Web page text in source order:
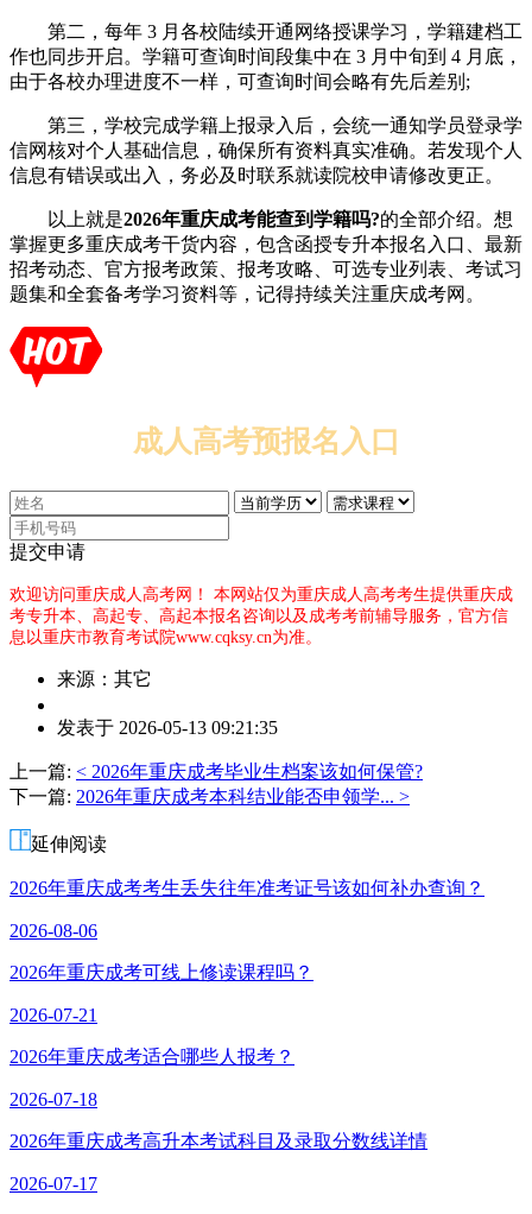
第二，每年 3 月各校陆续开通网络授课学习，学籍建档工
作也同步开启。学籍可查询时间段集中在 3 月中旬到 4 月底，
由于各校办理进度不一样，可查询时间会略有先后差别;
第三，学校完成学籍上报录入后，会统一通知学员登录学
信网核对个人基础信息，确保所有资料真实准确。若发现个人
信息有错误或出入，务必及时联系就读院校申请修改更正。
以上就是2026年重庆成考能查到学籍吗?的全部介绍。想
掌握更多重庆成考干货内容，包含函授专升本报名入口、最新
招考动态、官方报考政策、报考攻略、可选专业列表、考试习
题集和全套备考学习资料等，记得持续关注重庆成考网。
成人高考预报名入口
提交申请
欢迎访问重庆成人高考网！ 本网站仅为重庆成人高考考生提供重庆成
考专升本、高起专、高起本报名咨询以及成考考前辅导服务，官方信
息以重庆市教育考试院www.cqksy.cn为准。
来源：其它
者：
老
师
发表于 2026-05-13 09:21:35
上一篇: < 2026年重庆成考毕业生档案该如何保管?
下一篇: 2026年重庆成考本科结业能否申领学... >
延伸阅读
2026年重庆成考考生丢失往年准考证号该如何补办查询？
2026-08-06
2026年重庆成考可线上修读课程吗？
2026-07-21
2026年重庆成考适合哪些人报考？
2026-07-18
2026年重庆成考高升本考试科目及录取分数线详情
2026-07-17